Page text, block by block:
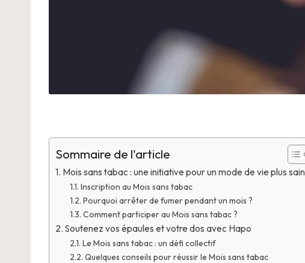
Sommaire de l'article
Mois sans tabac : une initiative pour un mode de vie plus sain
Inscription au Mois sans tabac
Pourquoi arrêter de fumer pendant un mois ?
Comment participer au Mois sans tabac ?
Soutenez vos épaules et votre dos avec Hapo
Le Mois sans tabac : un défi collectif
Quelques conseils pour réussir le Mois sans tabac